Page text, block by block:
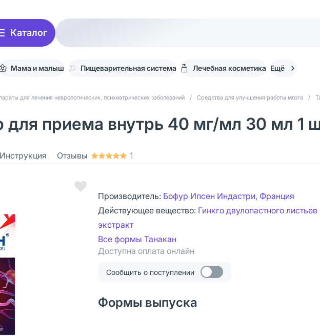
Каталог
Мама и малыш Пищеварительная система Лечебная косметика Ещё
для лечения неврологических, психиатрических заболеваний / Средства для улучшения работы мозга /
для приема внутрь 40 мг/мл 30 мл 1
Инструкция Отзывы 1
Производитель: Бофур Ипсен Индастри, Франция
Действующее вещество: Гинкго двулопастного листьев
экстракт
Все формы Танакан
Доступна оплата онлайн
Сообщить о поступлении
Формы выпуска